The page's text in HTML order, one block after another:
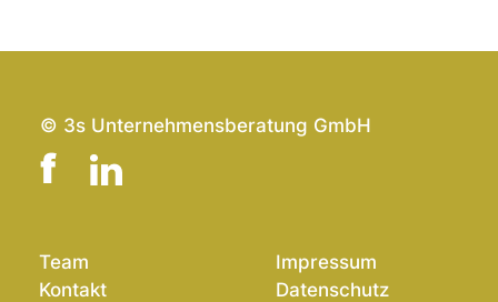
© 3s Unternehmensberatung GmbH
Team
Kontakt
Impressum
Datenschutz